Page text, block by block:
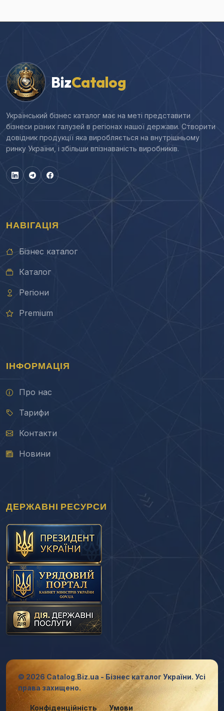
BizCatalog
Український бізнес каталог має на меті представити
бізнеси різних галузей в регіонах нашої держави. Створити
довідник продукції яка виробляється на внутрішньому
ринку України, і збільши впізнаваність виробників.
НАВІГАЦІЯ
Бізнес каталог
Каталог
Регіони
Premium
ІНФОРМАЦІЯ
Про нас
Тарифи
Контакти
Новини
ДЕРЖАВНІ РЕСУРСИ
© 2026 Catalog.Biz.ua - Бізнес каталог України. Усі
права захищено.
Конфіденційність Умови